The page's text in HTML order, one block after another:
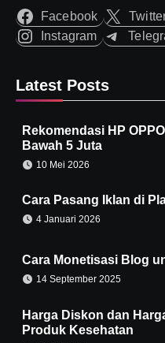
Facebook
Instagram
Latest Posts
Rekomendasi HP
Bawah 5 Juta
10 Mei 2026
Cara Pasang Iklan di
4 Januari 2026
Cara Monetisasi Blog
14 September 2025
Harga Diskon dan
Produk Kesehatan